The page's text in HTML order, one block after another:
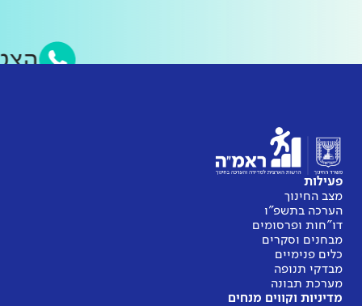
פעילות
מצב החינוך
הערכה בתשפ"ו
דו"חות ופרסומים
מבחנים וסקרים
כלים פנימיים
מבדקי תנופה
מערכת תבונה
מדיניות וקווים מנחים